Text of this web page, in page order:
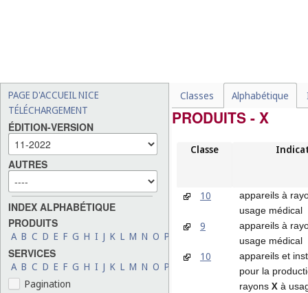
PAGE D'ACCUEIL NICE
TÉLÉCHARGEMENT
ÉDITION-VERSION
AUTRES
INDEX ALPHABÉTIQUE
PRODUITS
A B C D E F G H I J K L M N O P
SERVICES
A B C D E F G H I J K L M N O P Y
Pagination
Classes Alphabétique
PRODUITS - X
Classe
10
appareils à
usage médical
9
appareils à
usage médical
10
appareils et
pour la
rayons X à